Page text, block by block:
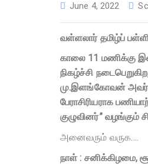
June 4, 2022
வள்ளலார் தமிழ்ப்
காலை 11 மணிக்கு
நிகழ்ச்சி
மு.இளங்கோவன் அவர்கள்
பேராசிரியராக
குழுவினர்” வழங்கும்
அனைவரும் வருக….
நாள் : சனிக்கிழமை,